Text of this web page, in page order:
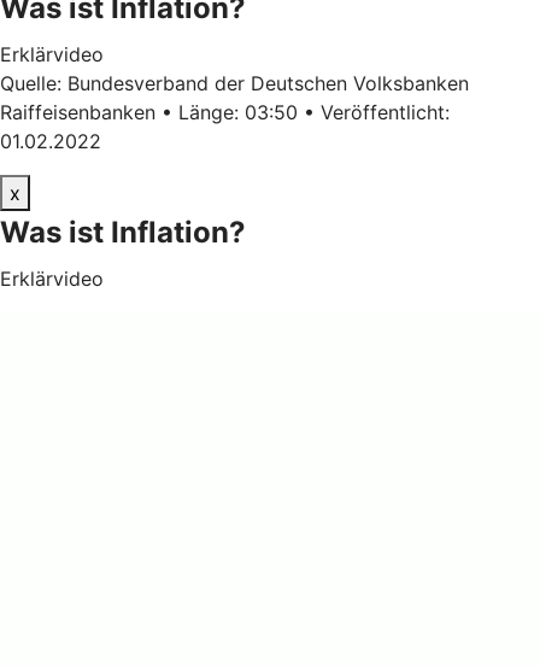
Was ist Inflation?
Erklärvideo
Quelle: Bundesverband der Deutschen Volksbanken
Raiffeisenbanken • Länge: 03:50 • Veröffentlicht:
01.02.2022
x
Was ist Inflation?
Erklärvideo